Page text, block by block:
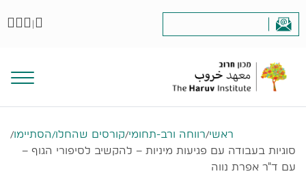
|
ראשי/רווחה ורב-תחומי/קורסים שהחלו/הסתיימו/
סוגיות בעבודה עם פגיעות מיניות – להקשיב לסיפורי הגוף –
עם ד"ר אפרת נווה